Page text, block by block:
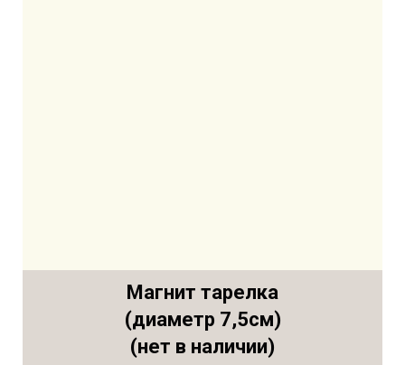
Магнит тарелка
(диаметр 7,5см)
(нет в наличии)